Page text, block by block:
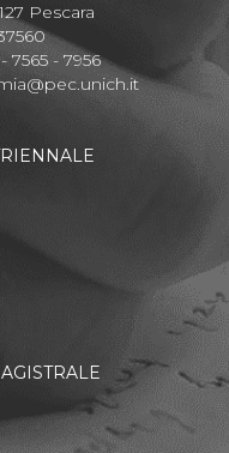
Pescara
7565 - 7956